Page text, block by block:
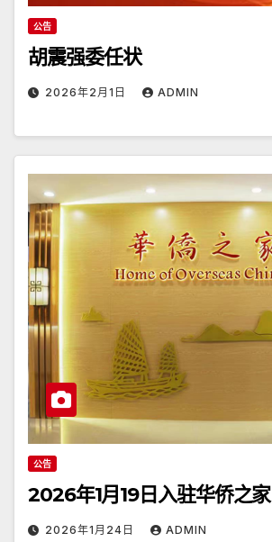
公告
胡震强委任状
2026年2月1日 ADMIN
公告
2026年1月19日入驻华侨之家
2026年1月24日 ADMIN